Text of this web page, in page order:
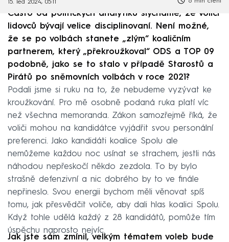
15. led 2024, 05:11
Často od politických analytiků slýcháme, že voliči
lidovců bývají velice disciplinovaní. Není možné,
že se po volbách stanete „zlým“ koaličním
partnerem, který „překroužkoval“ ODS a TOP 09
podobně, jako se to stalo v případě Starostů a
Pirátů po sněmovních volbách v roce 2021?
Podali jsme si ruku na to, že nebudeme vyzývat ke
kroužkování. Pro mě osobně podaná ruka platí víc
než všechna memoranda. Zákon samozřejmě říká, že
voliči mohou na kandidátce vyjádřit svou personální
preferenci. Jako kandidáti koalice Spolu ale
nemůžeme každou noc usínat se strachem, jestli nás
náhodou nepřeskočí někdo zezdola. To by bylo
strašně defenzivní a nic dobrého by to ve finále
nepřineslo. Svou energii bychom měli věnovat spíš
tomu, jak přesvědčit voliče, aby dali hlas koalici Spolu.
Když tohle udělá každý z 28 kandidátů, pomůže tím
úspěchu naprosto nejvíc.
Jak jste sám zmínil, velkým tématem voleb bude